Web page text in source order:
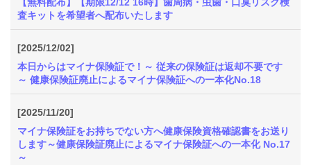
査キットを希望者へ配布いたします
[2025/12/02]
本日からはマイナ保険証で！～ 従来の保険証は返却不要です
～ 健康保険証廃止によるマイナ保険証への一本化No.18
[2025/11/20]
マイナ保険証をお持ちでない方へ健康保険資格確認書をお送り
します～健康保険証廃止によるマイナ保険証への一本化 No.17
～